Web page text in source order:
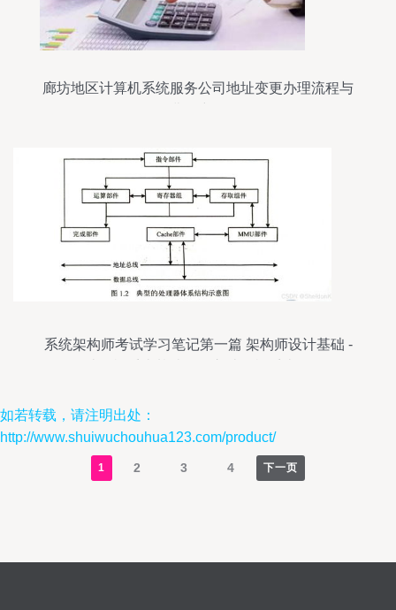
廊坊地区计算机系统服务公司地址变更办理流程与
系统架构师考试学习笔记第一篇 架构师设计基础 -
如若转载，请注明出处：
http://www.shuiwuchouhua123.com/product/
1 2 3 4 下一页